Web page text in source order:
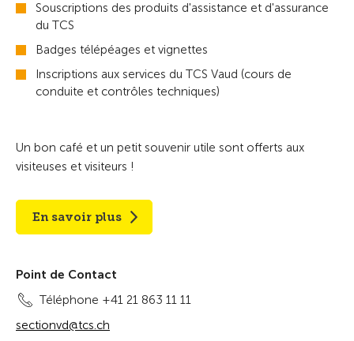
Souscriptions des produits d'assistance et d'assurance
du TCS
Badges télépéages et vignettes
Inscriptions aux services du TCS Vaud (cours de
conduite et contrôles techniques)
Un bon café et un petit souvenir utile sont offerts aux
visiteuses et visiteurs !
En savoir plus
Point de Contact
Téléphone +41 21 863 11 11
sectionvd@tcs.ch